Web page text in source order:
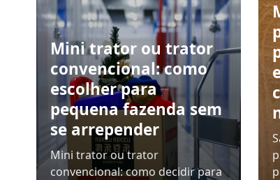
Mini trator ou trator
convencional: como
escolher para
pequena fazenda sem
se arrepender
Mini trator ou trator
convencional: como decidir para